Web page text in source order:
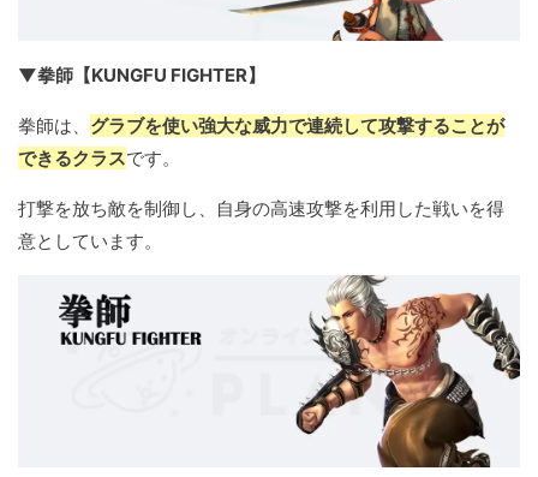
▼拳師【KUNGFU FIGHTER】
拳師は、 グラブを使い強大な威力で連続して攻撃することが
できるクラスです。
打撃を放ち敵を制御し、自身の高速攻撃を利用した戦いを得
意としています。